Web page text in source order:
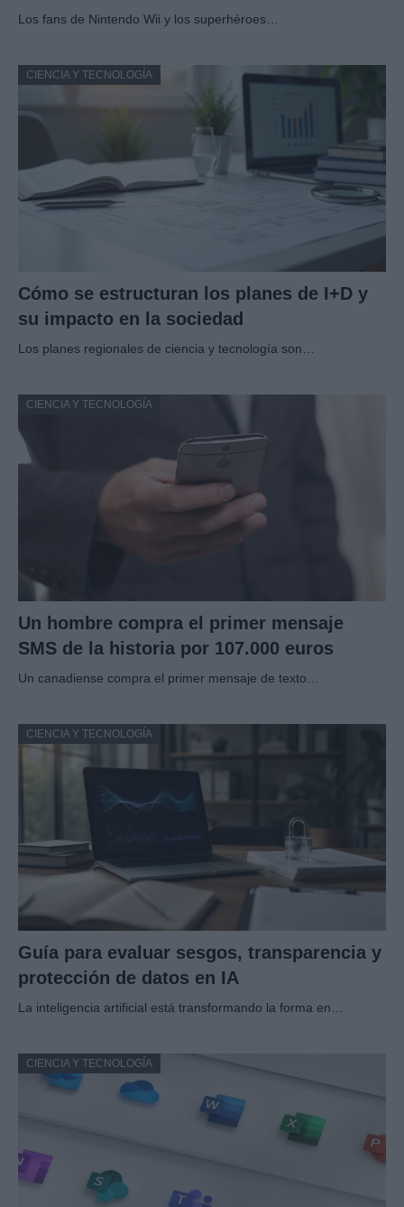
Los fans de Nintendo Wii y los superhéroes…
CIENCIA Y TECNOLOGÍA
Cómo se estructuran los planes de I+D y
su impacto en la sociedad
Los planes regionales de ciencia y tecnología son…
CIENCIA Y TECNOLOGÍA
Un hombre compra el primer mensaje
SMS de la historia por 107.000 euros
Un canadiense compra el primer mensaje de texto…
CIENCIA Y TECNOLOGÍA
Guía para evaluar sesgos, transparencia y
protección de datos en IA
La inteligencia artificial está transformando la forma en…
CIENCIA Y TECNOLOGÍA